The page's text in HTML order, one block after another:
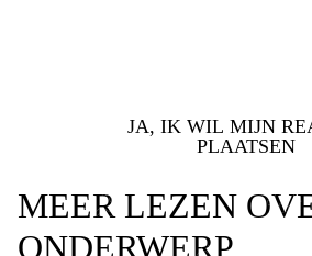
JA, IK WIL MIJN
PLAATSEN
MEER LEZEN
ONDERWERP